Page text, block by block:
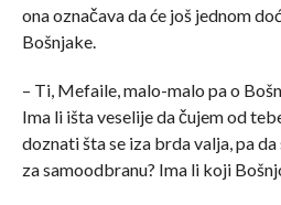
ona označava da će još jednom
Bošnjake.
– Ti, Mefaile, malo-malo pa o
Ima li išta veselije da čujem od
doznati šta se iza brda valja, pa
za samoodbranu? Ima li koji